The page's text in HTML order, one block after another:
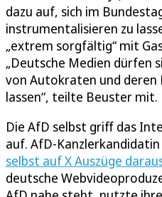
dazu auf, sich im
instrumentalisieren zu
„extrem sorgfältig“ mit
„Deutsche Medien dürfen
von Autokraten und deren
lassen“, teilte Beuster mit.
Die AfD selbst griff das
auf. AfD-Kanzlerkandidatin
selbst auf X Auszüge
deutsche